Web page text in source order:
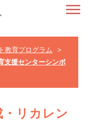
教育プログラム
>
支援センターシンポ
・リカレン